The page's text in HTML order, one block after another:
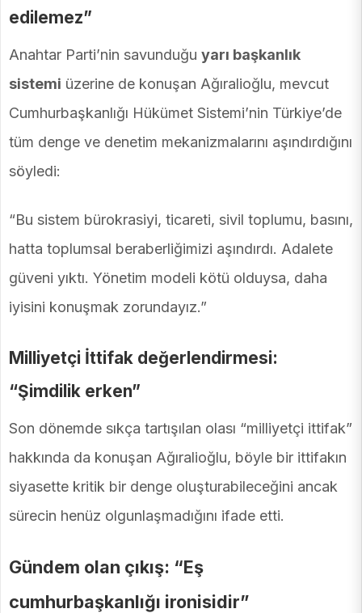
edilemez”
Anahtar Parti’nin savunduğu yarı başkanlık
sistemi üzerine de konuşan Ağıralioğlu, mevcut
Cumhurbaşkanlığı Hükümet Sistemi’nin Türkiye’de
tüm denge ve denetim mekanizmalarını aşındırdığını
söyledi:
“Bu sistem bürokrasiyi, ticareti, sivil toplumu, basını,
hatta toplumsal beraberliğimizi aşındırdı. Adalete
güveni yıktı. Yönetim modeli kötü olduysa, daha
iyisini konuşmak zorundayız.”
Milliyetçi İttifak değerlendirmesi:
“Şimdilik erken”
Son dönemde sıkça tartışılan olası “milliyetçi ittifak”
hakkında da konuşan Ağıralioğlu, böyle bir ittifakın
siyasette kritik bir denge oluşturabileceğini ancak
sürecin henüz olgunlaşmadığını ifade etti.
Gündem olan çıkış: “Eş
cumhurbaşkanlığı ironisidir”